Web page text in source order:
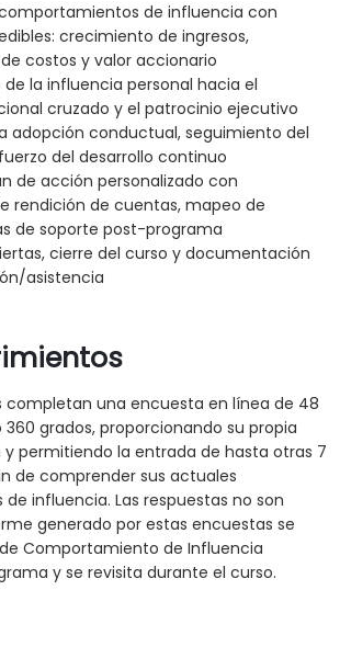
de influencia con
crecimiento de ingresos,
costos y valor accionario
la influencia personal hacia el
cruzado y el patrocinio ejecutivo
adopción conductual, seguimiento del
del desarrollo continuo
de acción personalizado con
rendición de cuentas, mapeo de
de soporte post-programa
cierre del curso y documentación
asistencia
completan una encuesta en línea de 48
grados, proporcionando su propia
permitiendo la entrada de hasta otras 7
de comprender sus actuales
influencia. Las respuestas no son
generado por estas encuestas se
Comportamiento de Influencia
y se revisita durante el curso.